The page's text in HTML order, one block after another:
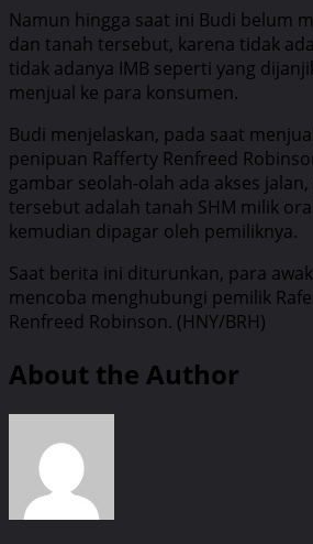
Namun hingga saat ini Budi belum
dan tanah tersebut, karena tidak
tidak adanya IMB seperti yang
menjual ke para konsumen.
Budi menjelaskan, pada saat
penipuan Rafferty Renfreed
gambar seolah-olah ada akses
tersebut adalah tanah SHM milik
kemudian dipagar oleh pemiliknya.
Saat berita ini diturunkan, para
mencoba menghubungi pemilik
Renfreed Robinson. (HNY/BRH)
About the Author